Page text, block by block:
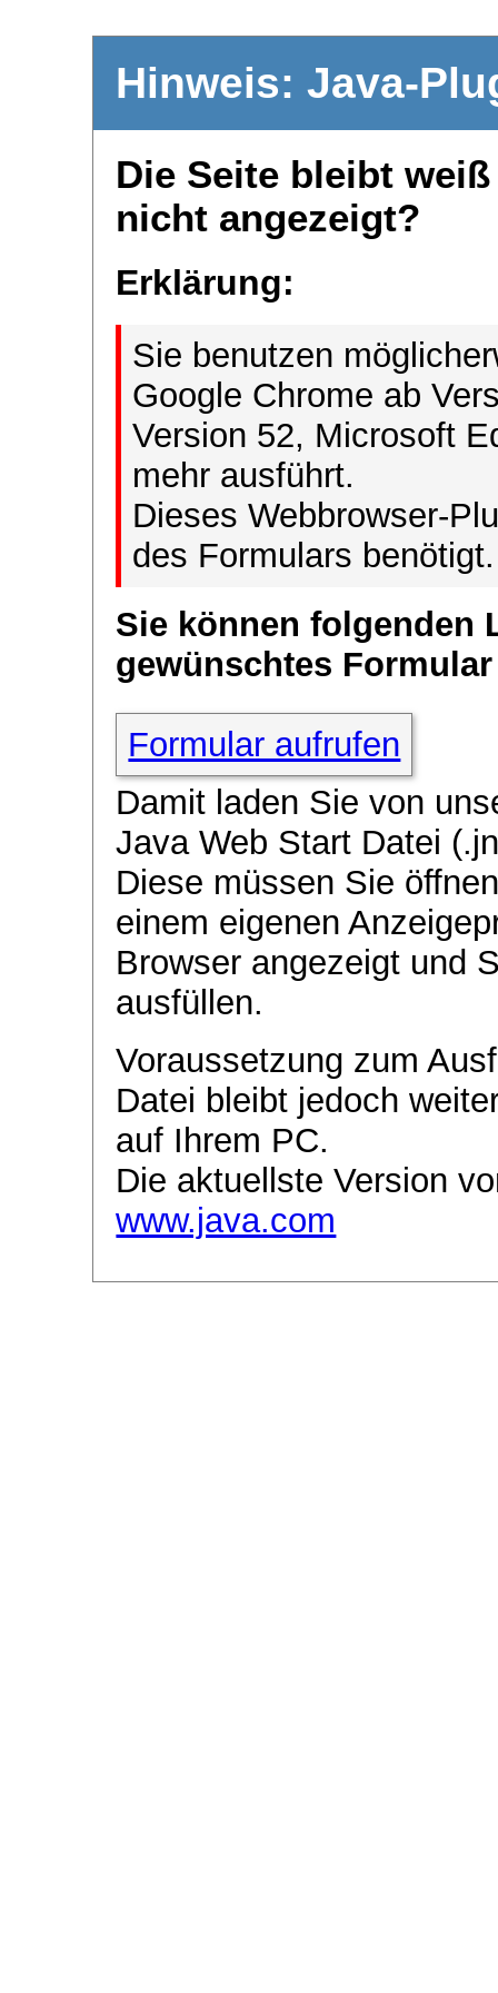
Hinweis: Java-
Die Seite bleibt
nicht angezeigt?
Erklärung:
Sie benutzen
Google Chrome ab
Version 52, Microsoft
mehr ausführt.
Dieses Webbrowser-
des Formulars benötigt.
Sie können folgenden
gewünschtes
Formular aufrufen
Damit laden Sie von
Java Web Start Datei
Diese müssen Sie
einem eigenen
Browser angezeigt und
ausfüllen.
Voraussetzung zum
Datei bleibt jedoch
auf Ihrem PC.
Die aktuellste Version
www.java.com